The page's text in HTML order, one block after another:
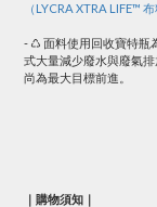
（LYCRA XTRA LIFE™
- ♺ 面料使用回收寶特瓶
式大量減少廢水與廢氣
尚為最大目標前進。
｜購物須知｜